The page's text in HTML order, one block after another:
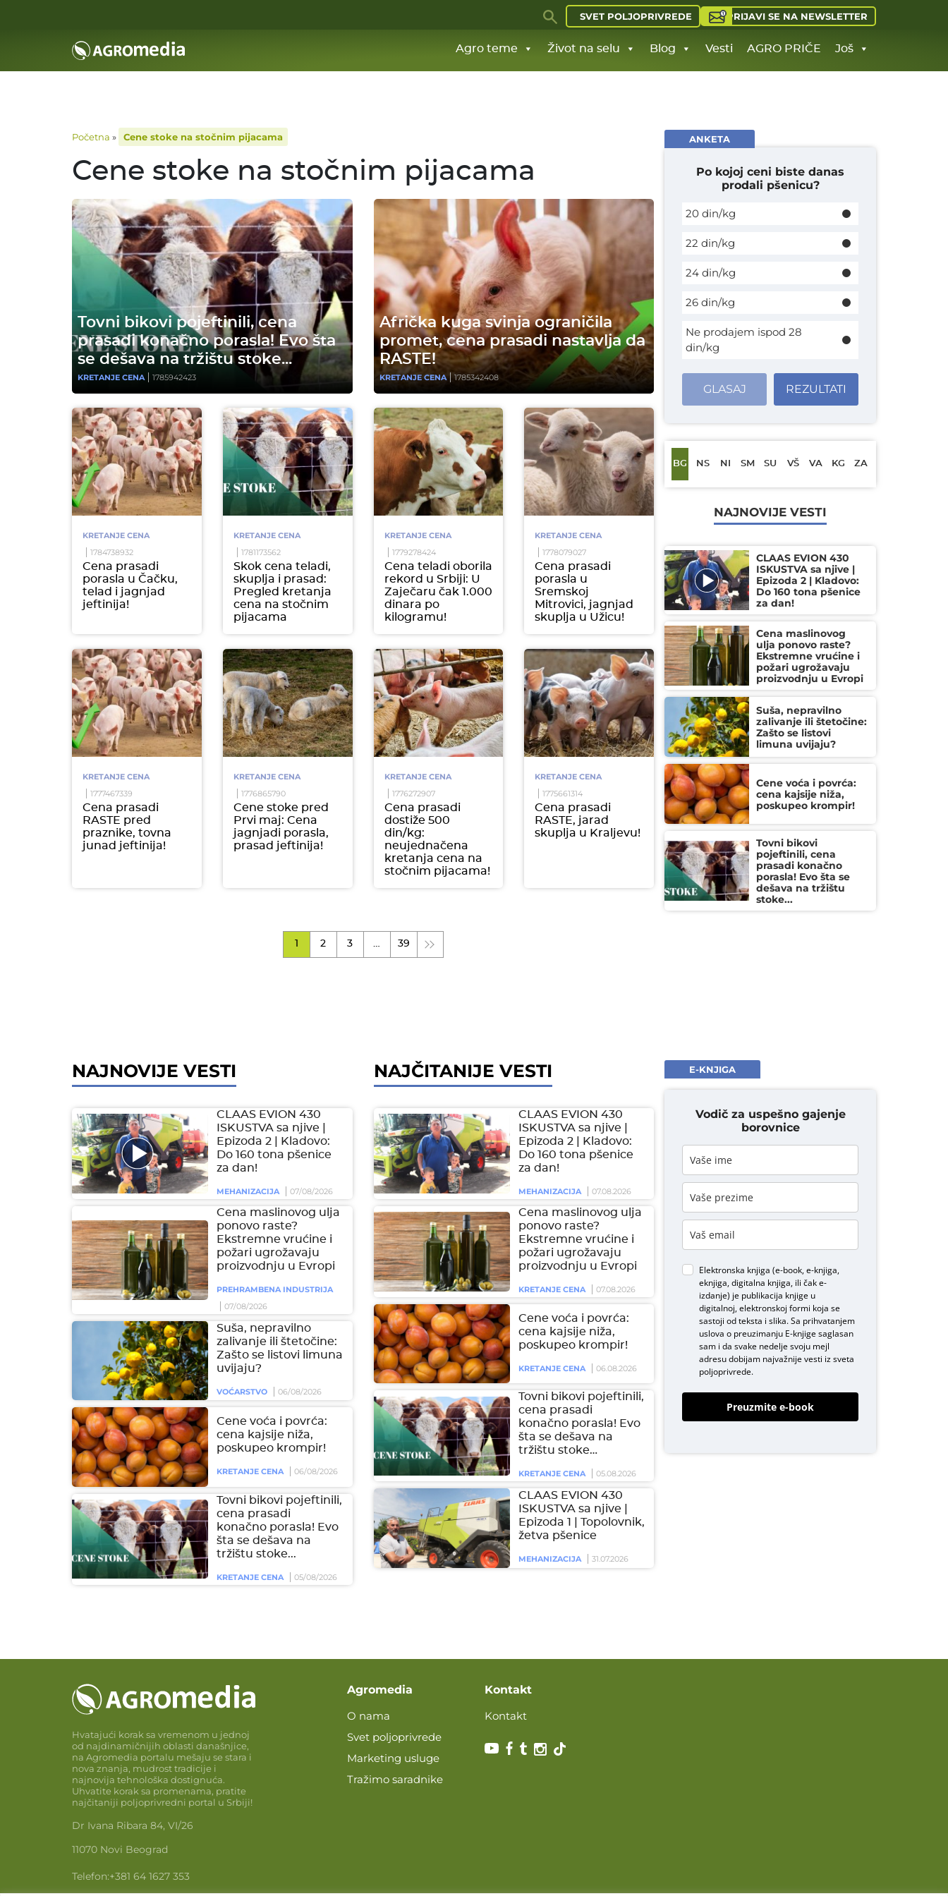
SVET POLJOPRIVREDE PRIJAVI SE NA NEWSLETTER
Agro teme Život na selu Blog Vesti AGRO PRIČE Još
Početna » Cene stoke na stočnim pijacama
Cene stoke na stočnim pijacama
Tovni bikovi pojeftinili, cena
prasadi konačno porasla! Evo šta
se dešava na tržištu stoke...
KRETANJE CENA 1785942423
Afrička kuga svinja ograničila
promet, cena prasadi nastavlja da
RASTE!
KRETANJE CENA 1785342408
KRETANJE CENA
1784738932
Cena prasadi
porasla u Čačku,
telad i jagnjad
jeftinija!
KRETANJE CENA
1781173562
Skok cena teladi,
skuplja i prasad:
Pregled kretanja
cena na stočnim
pijacama
KRETANJE CENA
1779278424
Cena teladi oborila
rekord u Srbiji: U
Zaječaru čak 1.000
dinara po
kilogramu!
KRETANJE CENA
1778079027
Cena prasadi
porasla u
Sremskoj
Mitrovici, jagnjad
skuplja u Užicu!
KRETANJE CENA
1777467339
Cena prasadi
RASTE pred
praznike, tovna
junad jeftinija!
KRETANJE CENA
1776865790
Cene stoke pred
Prvi maj: Cena
jagnjadi porasla,
prasad jeftinija!
KRETANJE CENA
1776272907
Cena prasadi
dostiže 500
din/kg:
neujednačena
kretanja cena na
stočnim pijacama!
KRETANJE CENA
1775661314
Cena prasadi
RASTE, jarad
skuplja u Kraljevu!
2 3 … 39
ANKETA
Po kojoj ceni biste danas
prodali pšenicu?
20 din/kg
22 din/kg
24 din/kg
26 din/kg
Ne prodajem ispod 28
din/kg
GLASAJ REZULTATI
BG NS NI SM SU VŠ VA KG ZA
NAJNOVIJE VESTI
CLAAS EVION 430
ISKUSTVA sa njive |
Epizoda 2 | Kladovo:
Do 160 tona pšenice
za dan!
Cena maslinovog
ulja ponovo raste?
Ekstremne vrućine i
požari ugrožavaju
proizvodnju u Evropi
Suša, nepravilno
zalivanje ili štetočine:
Zašto se listovi
limuna uvijaju?
Cene voća i povrća:
cena kajsije niža,
poskupeo krompir!
Tovni bikovi
pojeftinili, cena
prasadi konačno
porasla! Evo šta se
dešava na tržištu
stoke...
NAJNOVIJE VESTI
CLAAS EVION 430
ISKUSTVA sa njive |
Epizoda 2 | Kladovo:
Do 160 tona pšenice
za dan!
MEHANIZACIJA 07/08/2026
Cena maslinovog ulja
ponovo raste?
Ekstremne vrućine i
požari ugrožavaju
proizvodnju u Evropi
PREHRAMBENA INDUSTRIJA
07/08/2026
Suša, nepravilno
zalivanje ili štetočine:
Zašto se listovi limuna
uvijaju?
VOĆARSTVO 06/08/2026
Cene voća i povrća:
cena kajsije niža,
poskupeo krompir!
KRETANJE CENA 06/08/2026
Tovni bikovi pojeftinili,
cena prasadi
konačno porasla! Evo
šta se dešava na
tržištu stoke...
KRETANJE CENA 05/08/2026
NAJČITANIJE VESTI
CLAAS EVION 430
ISKUSTVA sa njive |
Epizoda 2 | Kladovo:
Do 160 tona pšenice
za dan!
MEHANIZACIJA 07.08.2026
Cena maslinovog ulja
ponovo raste?
Ekstremne vrućine i
požari ugrožavaju
proizvodnju u Evropi
KRETANJE CENA 07.08.2026
Cene voća i povrća:
cena kajsije niža,
poskupeo krompir!
KRETANJE CENA 06.08.2026
Tovni bikovi pojeftinili,
cena prasadi
konačno porasla! Evo
šta se dešava na
tržištu stoke…
KRETANJE CENA 05.08.2026
CLAAS EVION 430
ISKUSTVA sa njive |
Epizoda 1 | Topolovnik,
žetva pšenice
MEHANIZACIJA 31.07.2026
E-KNJIGA
Vodič za uspešno gajenje
borovnice
Elektronska knjiga (e-book, e-knjiga,
eknjiga, digitalna knjiga, ili čak e-
izdanje) je publikacija knjige u
digitalnoj, elektronskoj formi koja se
sastoji od teksta i slika. Sa prihvatanjem
uslova o preuzimanju E-knjigesaglasan
sam i da svake nedelje svoju mejl
adresu dobijam najvažnije vesti iz sveta
poljoprivrede.
Preuzmite e-book
Hvatajući korak sa vremenom u jednoj
od najdinamičnijih oblasti današnjice,
na Agromedia portalu mešaju se stara i
nova znanja, mudrost tradicije i
najnovija tehnološka dostignuća.
Uhvatite korak sa promenama, pratite
najčitaniji poljoprivredni portal u Srbiji!
Dr Ivana Ribara 84, VI/26
11070 Novi Beograd
Telefon:+381 64 1627 353
Agromedia
O nama
Svet poljoprivrede
Marketing usluge
Tražimo saradnike
Kontakt
Kontakt